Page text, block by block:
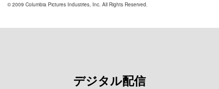
© 2009 Columbia Pictures Industries, Inc. All Rights Reserved.
デジタル配信